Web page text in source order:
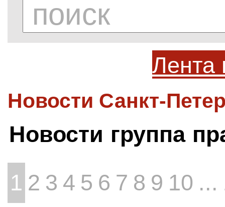
Лента
Новости Санкт-
Новости группа
1 2 3 4 5 6 7 8 9 10 ...